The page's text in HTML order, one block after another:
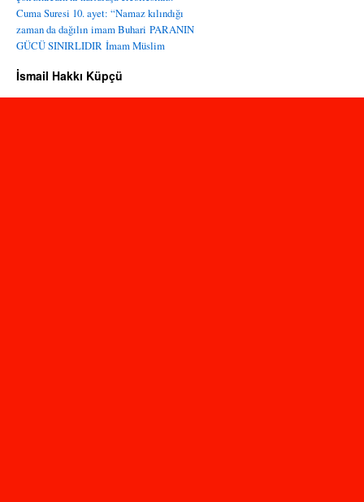
Cuma Suresi 10. ayet: “Namaz kılındığı
zaman da dağılın imam Buhari PARANIN
GÜCÜ SINIRLIDIR İmam Müslim
İsmail Hakkı Küpçü